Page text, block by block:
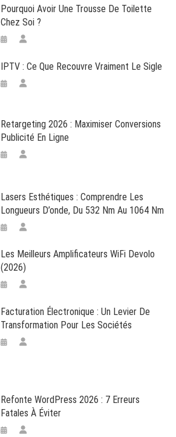
Pourquoi Avoir Une Trousse De Toilette
Chez Soi ?
IPTV : Ce Que Recouvre Vraiment Le Sigle
Retargeting 2026 : Maximiser Conversions
Publicité En Ligne
Lasers Esthétiques : Comprendre Les
Longueurs D’onde, Du 532 Nm Au 1064 Nm
Les Meilleurs Amplificateurs WiFi Devolo
(2026)
Facturation Électronique : Un Levier De
Transformation Pour Les Sociétés
Refonte WordPress 2026 : 7 Erreurs
Fatales À Éviter